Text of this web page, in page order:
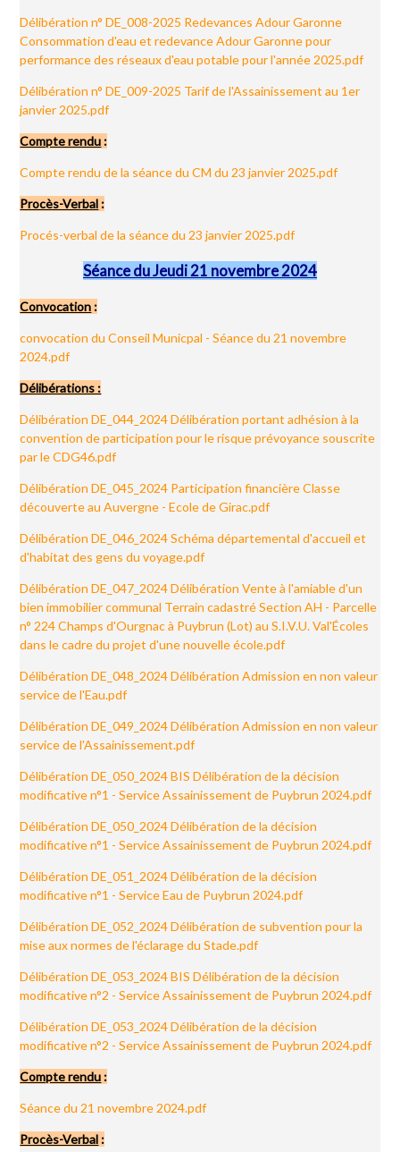
Délibération n° DE_008-2025 Redevances Adour Garonne
Consommation d'eau et redevance Adour Garonne pour
performance des réseaux d'eau potable pour l'année 2025.pdf
Délibération n° DE_009-2025 Tarif de l'Assainissement au 1er
janvier 2025.pdf
Compte rendu :
Compte rendu de la séance du CM du 23 janvier 2025.pdf
Procès-Verbal :
Procés-verbal de la séance du 23 janvier 2025.pdf
Séance du Jeudi 21 novembre 2024
Convocation :
convocation du Conseil Municpal - Séance du 21 novembre
2024.pdf
Délibérations :
Délibération DE_044_2024 Délibération portant adhésion à la
convention de participation pour le risque prévoyance souscrite
par le CDG46.pdf
Délibération DE_045_2024 Participation financière Classe
découverte au Auvergne - Ecole de Girac.pdf
Délibération DE_046_2024 Schéma départemental d'accueil et
d'habitat des gens du voyage.pdf
Délibération DE_047_2024 Délibération Vente à l'amiable d'un
bien immobilier communal Terrain cadastré Section AH - Parcelle
n° 224 Champs d'Ourgnac à Puybrun (Lot) au S.I.V.U. Val'Écoles
dans le cadre du projet d'une nouvelle école.pdf
Délibération DE_048_2024 Délibération Admission en non valeur
service de l'Eau.pdf
Délibération DE_049_2024 Délibération Admission en non valeur
service de l'Assainissement.pdf
Délibération DE_050_2024 BIS Délibération de la décision
modificative n°1 - Service Assainissement de Puybrun 2024.pdf
Délibération DE_050_2024 Délibération de la décision
modificative n°1 - Service Assainissement de Puybrun 2024.pdf
Délibération DE_051_2024 Délibération de la décision
modificative n°1 - Service Eau de Puybrun 2024.pdf
Délibération DE_052_2024 Délibération de subvention pour la
mise aux normes de l'éclarage du Stade.pdf
Délibération DE_053_2024 BIS Délibération de la décision
modificative n°2 - Service Assainissement de Puybrun 2024.pdf
Délibération DE_053_2024 Délibération de la décision
modificative n°2 - Service Assainissement de Puybrun 2024.pdf
Compte rendu :
Séance du 21 novembre 2024.pdf
Procès-Verbal :